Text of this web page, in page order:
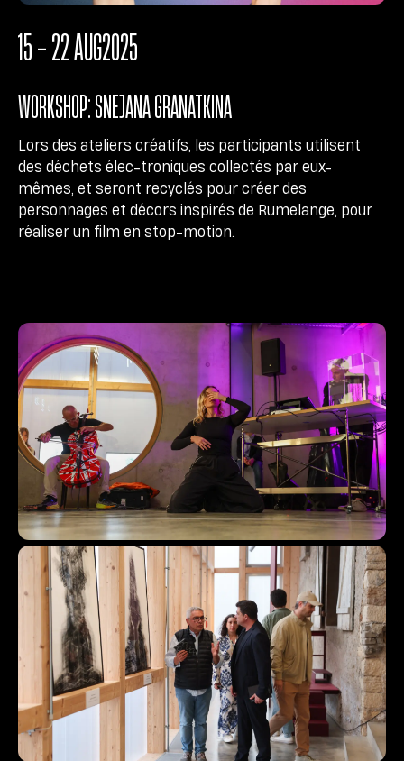
WORKSHOP: SNEJANA GRANATKINA
Lors des ateliers créatifs, les participants utilisent
des déchets élec-troniques collectés par eux-
mêmes, et seront recyclés pour créer des
personnages et décors inspirés de Rumelange, pour
réaliser un film en stop-motion.
15 - 22 AUG2025